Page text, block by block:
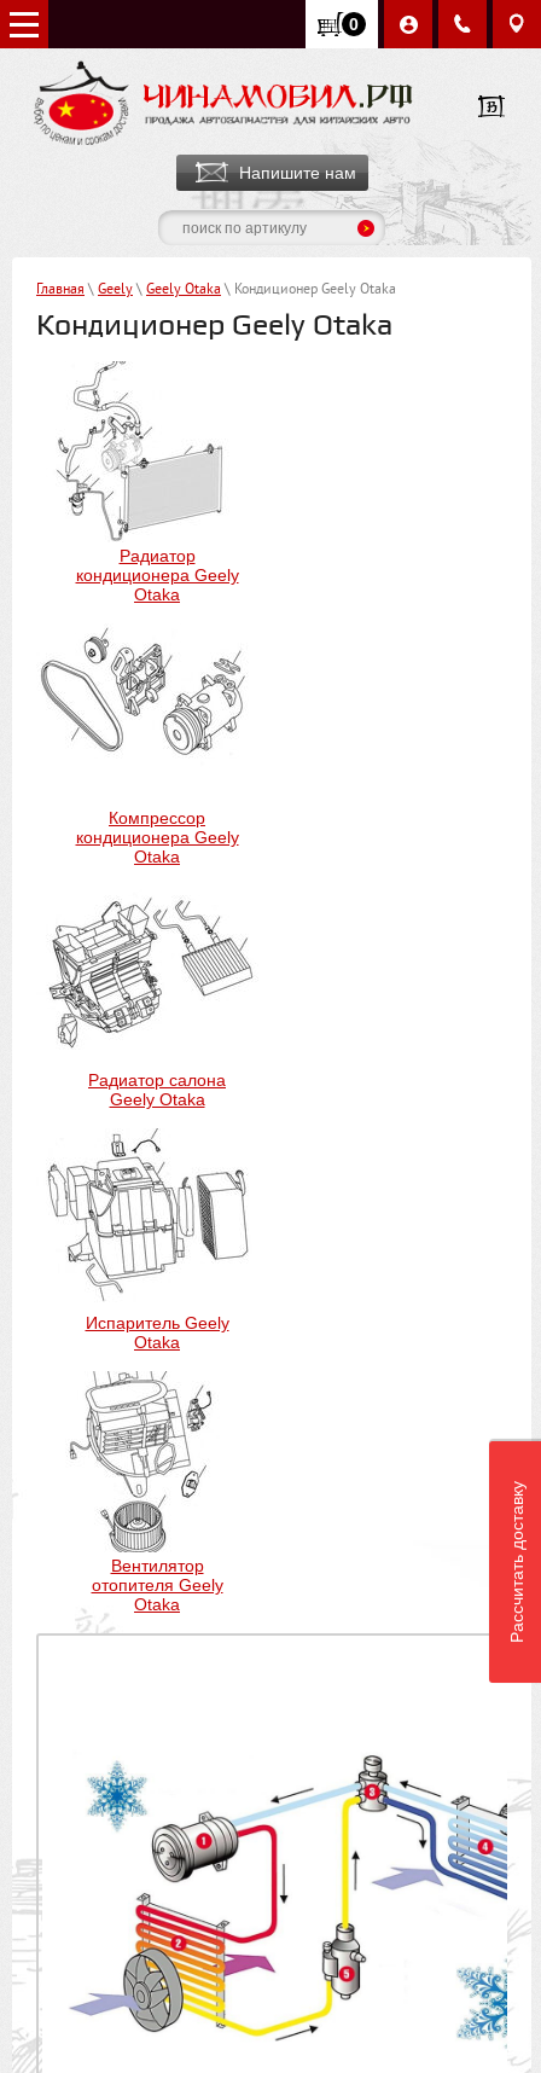
0
Напишите нам
Главная \ Geely \ Geely Otaka \ Кондиционер Geely Otaka
Кондиционер Geely Otaka
Радиатор
кондиционера Geely
Otaka
Компрессор
кондиционера Geely
Otaka
Радиатор салона
Geely Otaka
Испаритель Geely
Otaka
Вентилятор
отопителя Geely
Otaka
Рассчитать доставку